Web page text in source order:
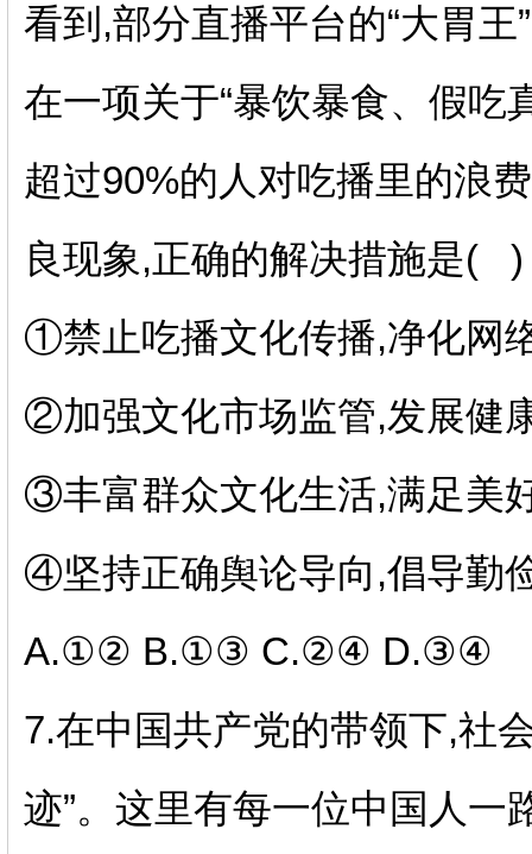
看到 ,部分直播平台的“大胃
在一项关于“暴饮暴食、假吃
超过90%的人对吃播里的浪
良现象 ,正确的解决措施是(
)
①禁止吃播文化传播,净化网
②加强文化市场监管,发展健
③丰富群众文化生活,满足美
④坚持正确舆论导向 ,倡导勤
A.①② B.①③ C.②④ D.③④
7.在中国共产党的带领下,社
迹”。这里有每一位中国人一